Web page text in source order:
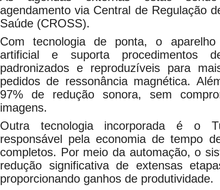
agendamento via Central de Regulação
Saúde (CROSS).
Com tecnologia de ponta, o
artificial e suporta procedimentos
padronizados e reproduzíveis para
pedidos de ressonância magnética.
97% de redução sonora, sem
imagens.
Outra tecnologia incorporada é o
responsável pela economia de tempo
completos. Por meio da automação, o
redução significativa de extensas
proporcionando ganhos de produtividade.